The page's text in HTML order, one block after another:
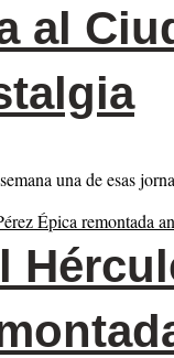
al
una de esas